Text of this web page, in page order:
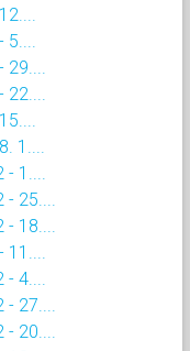
1....
1....
25....
18....
4....
27....
20....